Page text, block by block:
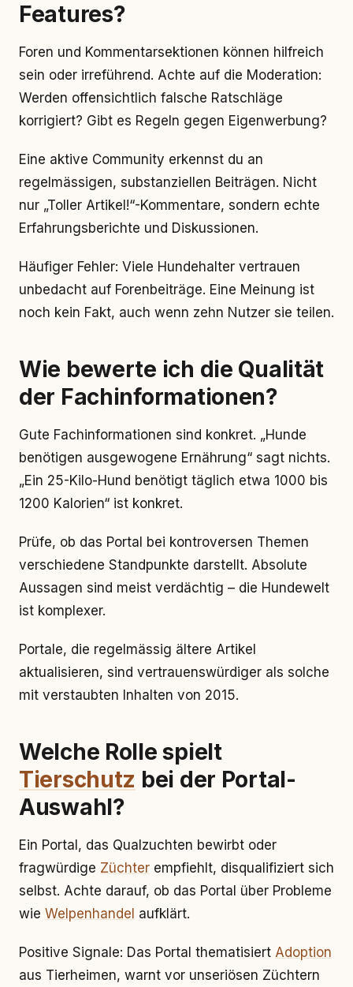
Features?
Foren und Kommentarsektionen können hilfreich
sein oder irreführend. Achte auf die Moderation:
Werden offensichtlich falsche Ratschläge
korrigiert? Gibt es Regeln gegen Eigenwerbung?
Eine aktive Community erkennst du an
regelmässigen, substanziellen Beiträgen. Nicht
nur „Toller Artikel!“-Kommentare, sondern echte
Erfahrungsberichte und Diskussionen.
Häufiger Fehler: Viele Hundehalter vertrauen
unbedacht auf Forenbeiträge. Eine Meinung ist
noch kein Fakt, auch wenn zehn Nutzer sie teilen.
Wie bewerte ich die Qualität
der Fachinformationen?
Gute Fachinformationen sind konkret. „Hunde
benötigen ausgewogene Ernährung“ sagt nichts.
„Ein 25-Kilo-Hund benötigt täglich etwa 1000 bis
1200 Kalorien“ ist konkret.
Prüfe, ob das Portal bei kontroversen Themen
verschiedene Standpunkte darstellt. Absolute
Aussagen sind meist verdächtig – die Hundewelt
ist komplexer.
Portale, die regelmässig ältere Artikel
aktualisieren, sind vertrauenswürdiger als solche
mit verstaubten Inhalten von 2015.
Welche Rolle spielt
Tierschutz bei der Portal-
Auswahl?
Ein Portal, das Qualzuchten bewirbt oder
fragwürdige Züchter empfiehlt, disqualifiziert sich
selbst. Achte darauf, ob das Portal über Probleme
wie Welpenhandel aufklärt.
Positive Signale: Das Portal thematisiert Adoption
aus Tierheimen, warnt vor unseriösen Züchtern